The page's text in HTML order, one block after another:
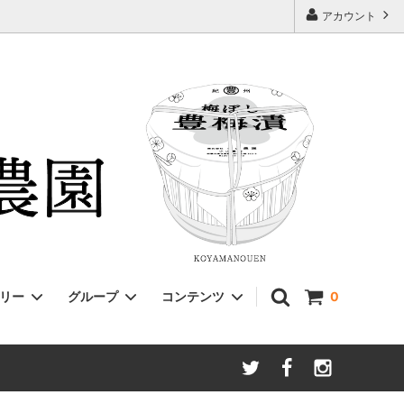
アカウント
0
ー
手提げ袋
グループ
家庭用
コンテンツ
PayPayでのお支払い方法について